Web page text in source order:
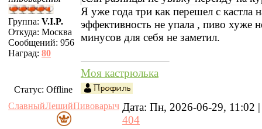
Группа: V.I.P.
Откуда: Москва
Сообщений: 956
Наград: 80
Я уже года три как перешел с кастла
эффективность не упала , пиво хуже
минусов для себя не заметил.
Моя кастрюлька
Статус: Offline
СлавныйЛешийПивоварыч Дата: Пн, 2026-06-29, 11:02
404